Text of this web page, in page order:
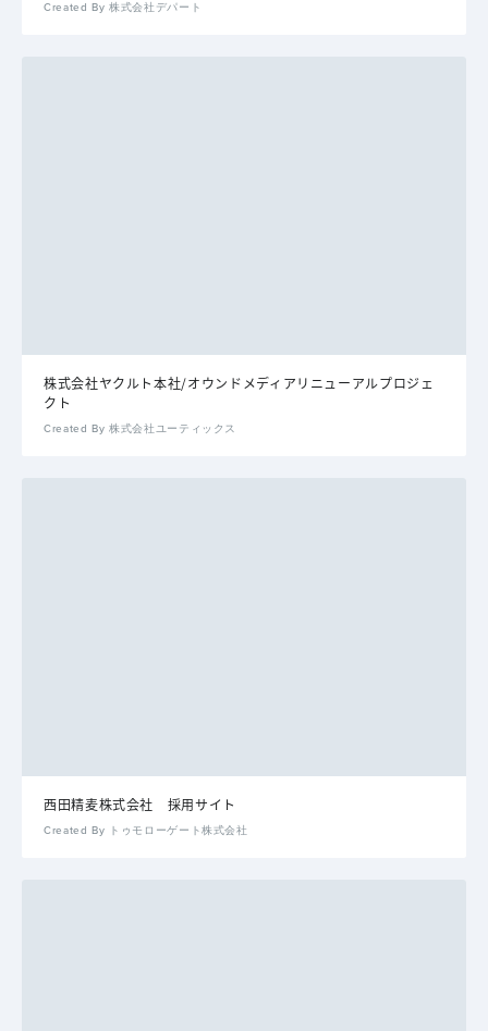
Created By 株式会社デパート
株式会社ヤクルト本社/オウンドメディアリニューアルプロジェ
クト
Created By 株式会社ユーティックス
西田精麦株式会社 採用サイト
Created By トゥモローゲート株式会社